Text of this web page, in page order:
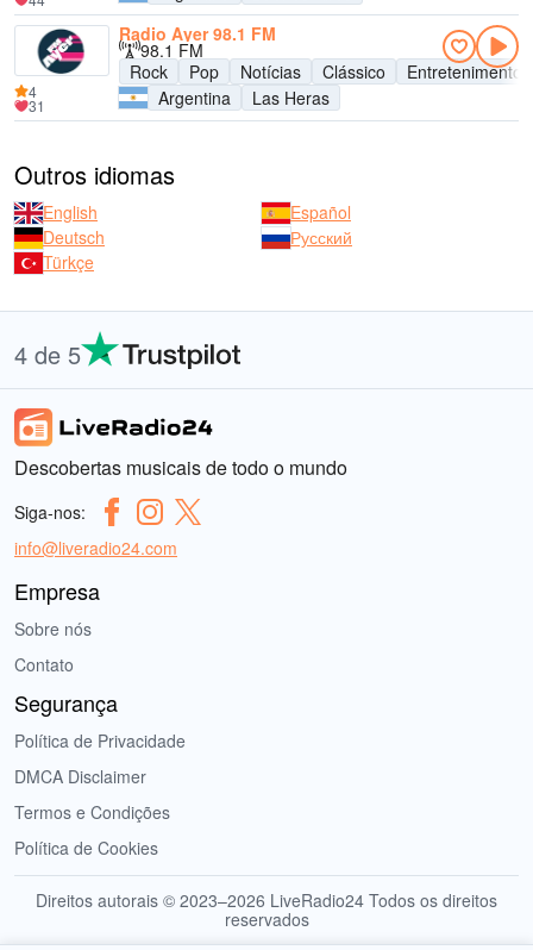
Radio Ayer 98.1 FM
98.1 FM
Rock
Pop Notícias Clássico
Entretenimento
Argentina
Las Heras
4
31
Outros idiomas
English
Español
Deutsch
Русский
Türkçe
4 de 5
Descobertas musicais de todo o mundo
Siga-nos:
info@liveradio24.com
Empresa
Sobre nós
Contato
Segurança
Política de Privacidade
DMCA Disclaimer
Termos e Condições
Política de Cookies
Direitos autorais © 2023–2026 LiveRadio24 Todos os direitos
reservados